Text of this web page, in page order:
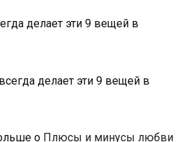
делает эти 9 вещей в
о Плюсы и минусы любви